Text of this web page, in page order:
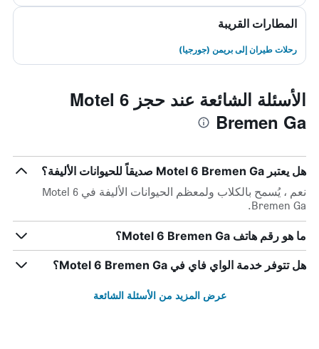
المطارات القريبة
رحلات طيران إلى بريمن (جورجيا)
الأسئلة الشائعة عند حجز Motel 6
Bremen Ga
هل يعتبر Motel 6 Bremen Ga صديقاً للحيوانات الأليفة؟
نعم ، يُسمح بالكلاب ولمعظم الحيوانات الأليفة في Motel 6
Bremen Ga.
ما هو رقم هاتف Motel 6 Bremen Ga؟
هل تتوفر خدمة الواي فاي في Motel 6 Bremen Ga؟
عرض المزيد من الأسئلة الشائعة